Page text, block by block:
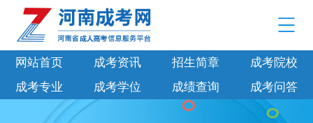
网站首页 成考资讯 招生简章
成考院校
成考专业
成考学位 成绩查询 成考问答